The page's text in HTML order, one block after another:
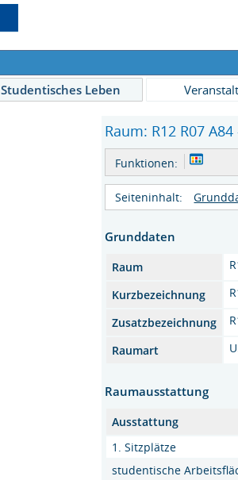
Studentisches Leben
Raum: R12 R07
Funktionen:
Seiteninhalt:
Grunddaten
Raum
Kurzbezeichnung
Zusatzbezeichnung
Raumart
Raumausstattung
Ausstattung
1. Sitzplätze
studentische